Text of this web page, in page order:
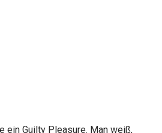
ein Guilty Pleasure. Man weiß,